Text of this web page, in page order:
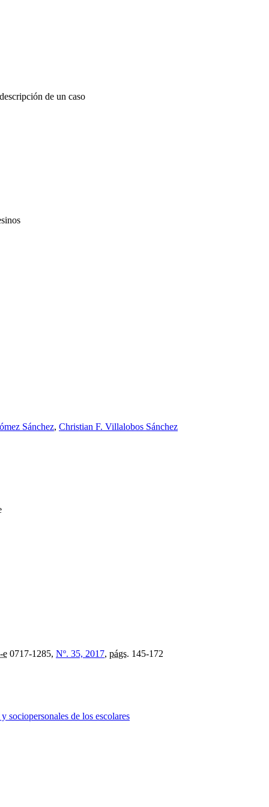
descripción de un caso
Sánchez, Christian F. Villalobos Sánchez
e 0717-1285, Nº. 35, 2017, págs. 145-172
sociopersonales de los escolares